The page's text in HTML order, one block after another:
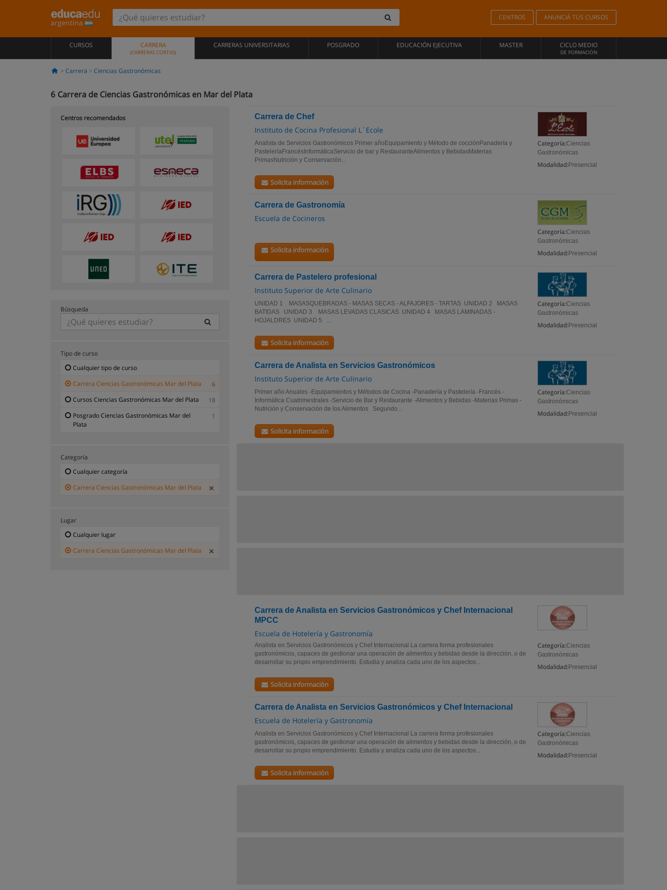
argentina
CENTROS ANUNCIÁ TUS CURSOS
CURSOS CARRERA
(CARRERAS CORTAS)
CARRERAS UNIVERSITARIAS POSGRADO EDUCACIÓN EJECUTIVA MASTER CICLO MEDIO
DE FORMACIÓN
Carrera Ciencias Gastronómicas
6 Carrera de Ciencias Gastronómicas en Mar del Plata
Carrera de Chef
Instituto de Cocina Profesional L´Ecole
Categoría:Ciencias
Gastronómicas
Modalidad: Presencial
Analista de Servicios Gastronómicos Primer añoEquipamiento y Método de cocciónPanadería y
PasteleríaFrancésInformáticaServicio de bar y RestauranteAlimentos y BebidasMaterias
PrimasNutrición y Conservación...
Solicita información
Carrera de Gastronomía
Escuela de Cocineros
Categoría:Ciencias
Gastronómicas
Modalidad: Presencial
Solicita información
Carrera de Pastelero profesional
Instituto Superior de Arte Culinario
Categoría:Ciencias
Gastronómicas
Modalidad: Presencial
UNIDAD 1 MASASQUEBRADAS - MASAS SECAS - ALFAJORES - TARTAS UNIDAD 2 MASAS
BATIDAS UNIDAD 3 MASAS LEVADAS CLASICAS UNIDAD 4 MASAS LAMINADAS -
HOJALDRES UNIDAD 5 ...
Solicita información
Carrera de Analista en Servicios Gastronómicos
Instituto Superior de Arte Culinario
Categoría:Ciencias
Gastronómicas
Modalidad: Presencial
Primer año Anuales -Equipamientos y Métodos de Cocina -Panadería y Pastelería -Francés -
Informática Cuatrimestrales -Servicio de Bar y Restaurante -Alimentos y Bebidas -Materias Primas -
Nutrición y Conservación de los Alimentos Segundo...
Solicita información
Carrera de Analista en Servicios Gastronómicos y Chef Internacional
MPCC
Escuela de Hotelería y Gastronomía
Categoría:Ciencias
Gastronómicas
Modalidad: Presencial
Analista en Servicios Gastronómicos y Chef Internacional La carrera forma profesionales
gastronómicos, capaces de gestionar una operación de alimentos y bebidas desde la dirección, o de
desarrollar su propio emprendimiento. Estudia y analiza cada uno de los aspectos...
Solicita información
Carrera de Analista en Servicios Gastronómicos y Chef Internacional
Escuela de Hotelería y Gastronomía
Categoría:Ciencias
Gastronómicas
Modalidad: Presencial
Analista en Servicios Gastronómicos y Chef Internacional La carrera forma profesionales
gastronómicos, capaces de gestionar una operación de alimentos y bebidas desde la dirección, o de
desarrollar su propio emprendimiento. Estudia y analiza cada uno de los aspectos...
Solicita información
Centros recomendados
Búsqueda
Tipo de curso
Cualquier tipo de curso
Carrera Ciencias Gastronómicas Mar del Plata
6
Cursos Ciencias Gastronómicas Mar del Plata
18
Posgrado Ciencias Gastronómicas Mar del
Plata
1
Categoría
Cualquier categoría
Carrera Ciencias Gastronómicas Mar del Plata
Lugar
Cualquier lugar
Carrera Ciencias Gastronómicas Mar del Plata